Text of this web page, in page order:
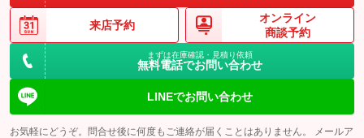
来店予約
オンライン
商談予約
まずは在庫確認・見積り依頼
無料電話でお問い合わせ
LINEでお問い合わせ
お気軽にどうぞ。問合せ後に何度もご連絡が届くことはありません。 メールア